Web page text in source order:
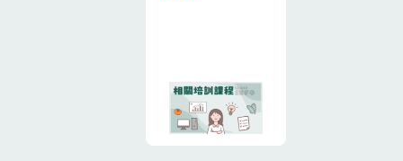
「相關培訓課
程」16小時且
完成中央主管
(星期三)中午
12點止。注意
事項1.本課程
農活動場域導
入農作管理技